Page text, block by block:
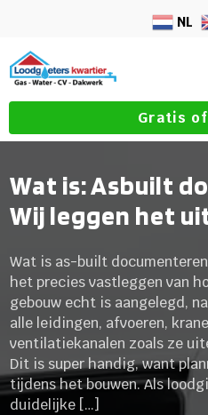
NL
Gratis
Wat is: Asbuilt
Wij leggen het
Wat is as-built
het precies vastleggen van
gebouw echt is aangelegd,
alle leidingen, afvoeren,
ventilatiekanalen zoals ze
Dit is super handig, want
tijdens het bouwen. Als
duidelijke […]